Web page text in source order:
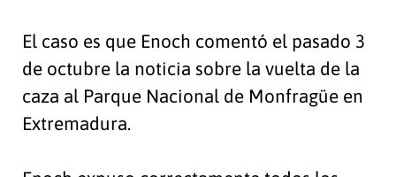
El caso es que Enoch comentó el pasado 3
de octubre la noticia sobre la vuelta de la
caza al Parque Nacional de Monfragüe en
Extremadura.